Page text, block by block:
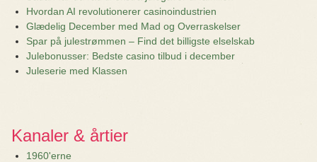
Hvordan AI revolutionerer casinoindustrien
Glædelig December med Mad og Overraskelser
Spar på julestrømmen – Find det billigste elselskab
Julebonusser: Bedste casino tilbud i december
Juleserie med Klassen
Kanaler & årtier
1960'erne